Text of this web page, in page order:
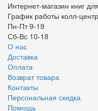
Интернет-магазин книг
График работы колл-
Пн-Пт 9-19
Сб-Вс 10-18
О нас
Доставка
Оплата
Возврат товара
Контакты
Персональная скидка
Помощь